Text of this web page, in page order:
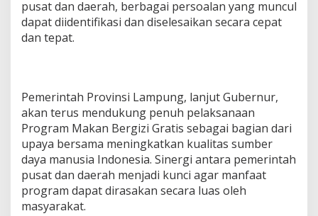
pusat dan daerah, berbagai persoalan yang muncul
dapat diidentifikasi dan diselesaikan secara cepat
dan tepat.
Pemerintah Provinsi Lampung, lanjut Gubernur,
akan terus mendukung penuh pelaksanaan
Program Makan Bergizi Gratis sebagai bagian dari
upaya bersama meningkatkan kualitas sumber
daya manusia Indonesia. Sinergi antara pemerintah
pusat dan daerah menjadi kunci agar manfaat
program dapat dirasakan secara luas oleh
masyarakat.